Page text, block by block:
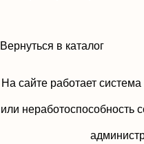
Вернуться в каталог
На сайте работает
или неработоспособность